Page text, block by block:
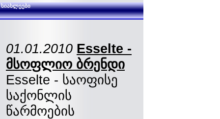
სიახლეები
01.01.2010 Esselte -
მსოფლიო ბრენდი
Esselte - საოფისე
საქონლის
წარმოების